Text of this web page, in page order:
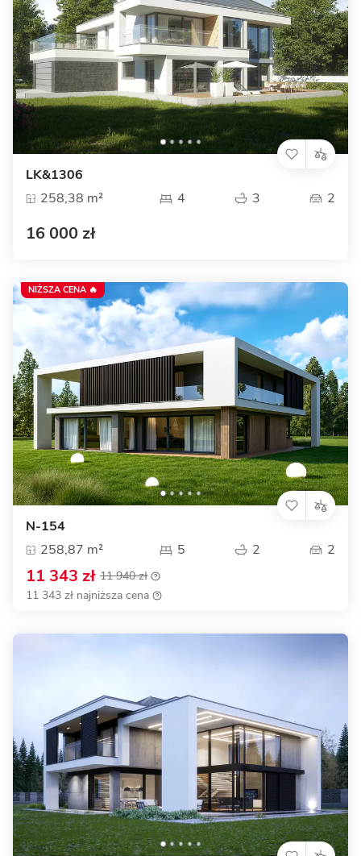
LK&1306
258,38 m²
4 3 2
16 000 zł
N-154
258,87 m²
5 2 2
11 343 zł 11 940 zł
11 343 zł najniższa cena
NIŻSZA CENA 🔥